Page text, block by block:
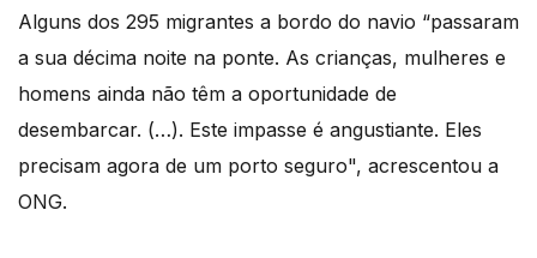
Alguns dos 295 migrantes a bordo do navio “passaram
a sua décima noite na ponte. As crianças, mulheres e
homens ainda não têm a oportunidade de
desembarcar. (…). Este impasse é angustiante. Eles
precisam agora de um porto seguro", acrescentou a
ONG.